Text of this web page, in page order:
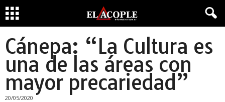
Cánepa: “La Cultura es
una de las áreas con
mayor precariedad”
20/05/2020